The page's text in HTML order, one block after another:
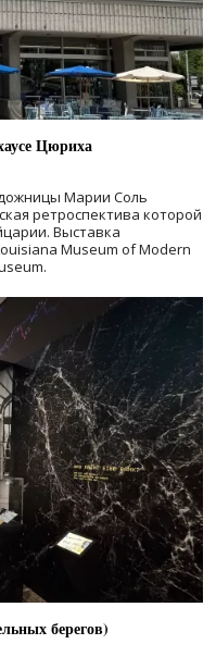
Цюриха
Марии Соль
ретроспектива которой
Выставка
Museum of Modern
берегов)